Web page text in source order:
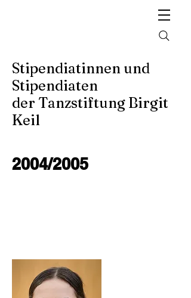
Stipendiatinnen und
Stipendiaten
der Tanzstiftung Birgit
Keil
2004/2005